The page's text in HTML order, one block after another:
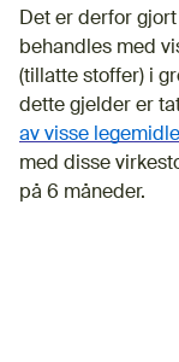
Det er derfor
behandles med
(tillatte stoffer) i
dette gjelder er
av visse
med disse
på 6 måneder.